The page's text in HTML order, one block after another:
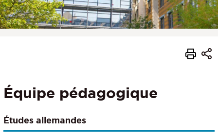
Équipe pédagogique
Études allemandes